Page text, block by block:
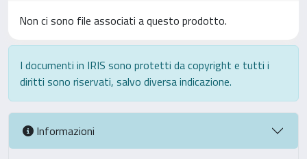
Non ci sono file associati a questo prodotto.
I documenti in IRIS sono protetti da copyright e tutti i
diritti sono riservati, salvo diversa indicazione.
Informazioni